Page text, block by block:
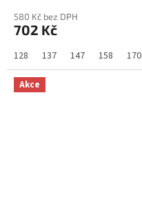
580 Kč bez DPH
702 Kč
128 137 147 158 170
Akce